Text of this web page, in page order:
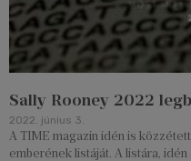
Sally Rooney 2022
2022. június 3.
A TIME magazin idén is
emberének listáját. A listára,